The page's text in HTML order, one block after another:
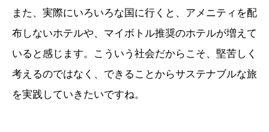
また、実際にいろいろな国に行くと、アメニティを配
布しないホテルや、マイボトル推奨のホテルが増えて
いると感じます。こういう社会だからこそ、堅苦しく
考えるのではなく、できることからサステナブルな旅
を実践していきたいですね。